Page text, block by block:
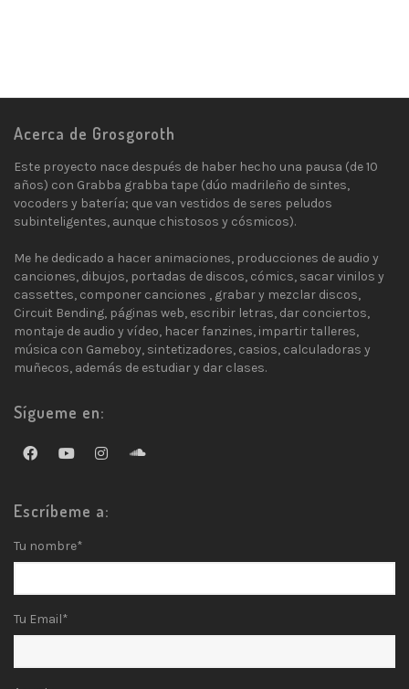
Acerca de Grosgoroth
Este proyecto nace después de haber hecho una pausa (de 10
años) con Grabba grabba tape (dúo madrileño de sintes,
vocoders y batería; que van vestidos de seres peludos
subinteligentes, aunque chistosos y cósmicos).
Me he dedicado a hacer animaciones, producciones de audio y
canciones, dibujos, portadas de discos, cómics, sacar vinilos y
cassettes, componer canciones , grabar y mezclar discos,
Circuit Bending, páginas web, escribir letras, dar conciertos,
montaje de audio y vídeo, hacer fanzines, impartir talleres,
música con Gameboy, sintetizadores, casios, calculadoras y
muñecos, además de estudiar y dar clases.
Sígueme en:
Escríbeme a:
Tu nombre*
Tu Email*